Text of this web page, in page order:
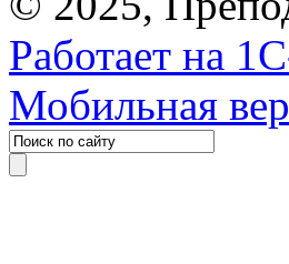
Работает на
Мобильная